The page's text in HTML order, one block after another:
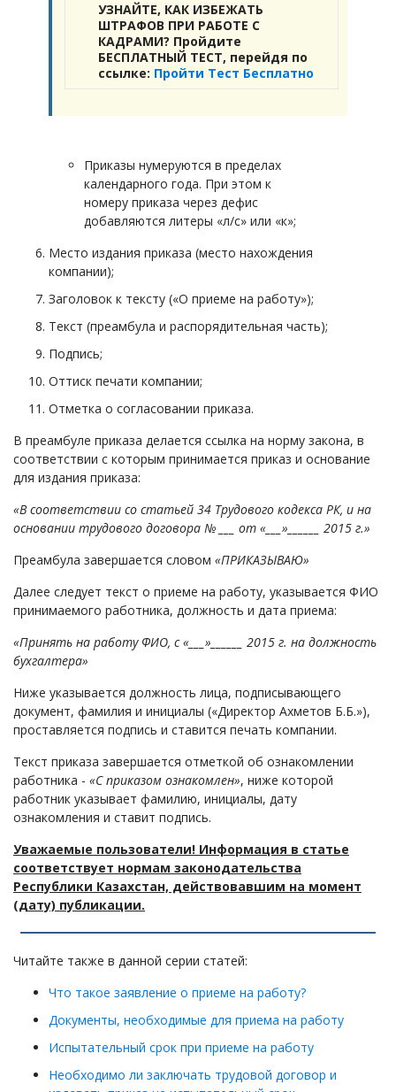
УЗНАЙТЕ, КАК ИЗБЕЖАТЬ
ШТРАФОВ ПРИ РАБОТЕ С
КАДРАМИ? Пройдите
БЕСПЛАТНЫЙ ТЕСТ, перейдя по
ссылке: Пройти Тест Бесплатно
Приказы нумеруются в пределах
календарного года. При этом к
номеру приказа через дефис
добавляются литеры «л/с» или «к»;
Место издания приказа (место нахождения
компании);
Заголовок к тексту («О приеме на работу»);
Текст (преамбула и распорядительная часть);
Подпись;
Оттиск печати компании;
Отметка о согласовании приказа.
В преамбуле приказа делается ссылка на норму закона, в
соответствии с которым принимается приказ и основание
для издания приказа:
«В соответствии со статьей 34 Трудового кодекса РК, и на
основании трудового договора № ___ от «___»______ 2015 г.»
Преамбула завершается словом «ПРИКАЗЫВАЮ»
Далее следует текст о приеме на работу, указывается ФИО
принимаемого работника, должность и дата приема:
«Принять на работу ФИО, с «___»______ 2015 г. на должность
бухгалтера»
Ниже указывается должность лица, подписывающего
документ, фамилия и инициалы («Директор Ахметов Б.Б.»),
проставляется подпись и ставится печать компании.
Текст приказа завершается отметкой об ознакомлении
работника - «С приказом ознакомлен», ниже которой
работник указывает фамилию, инициалы, дату
ознакомления и ставит подпись.
Уважаемые пользователи! Информация в статье
соответствует нормам законодательства
Республики Казахстан, действовавшим на момент
(дату) публикации.
Читайте также в данной серии статей:
Что такое заявление о приеме на работу?
Документы, необходимые для приема на работу
Испытательный срок при приеме на работу
Необходимо ли заключать трудовой договор и